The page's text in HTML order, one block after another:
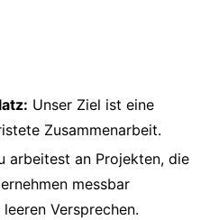
Unser Ziel ist eine
Zusammenarbeit.
arbeitest an Projekten, die
messbar
Versprechen.